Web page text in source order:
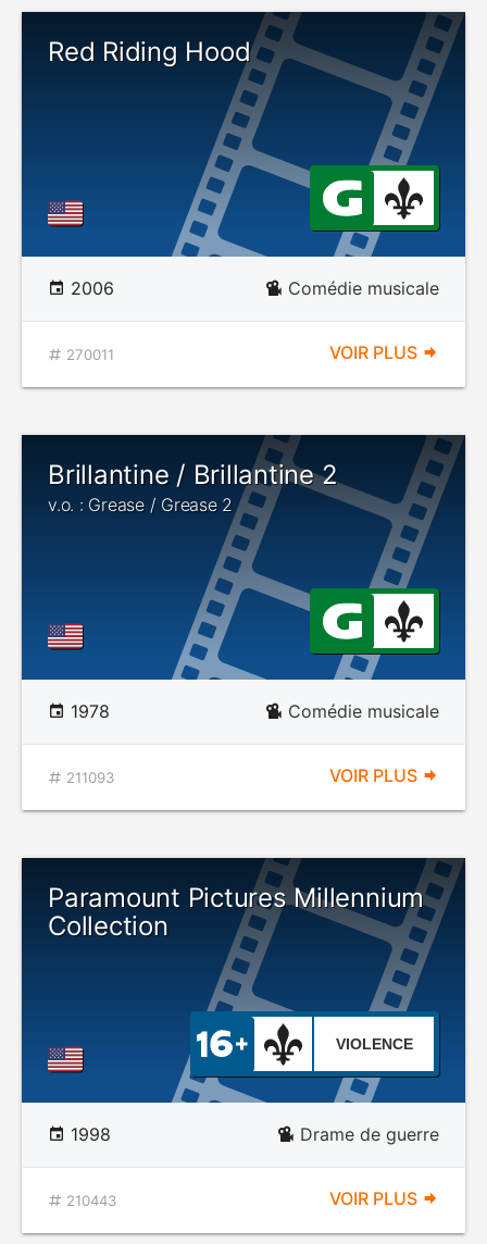
Red Riding Hood
2006 Comédie musicale
270011 VOIR PLUS
Brillantine / Brillantine 2
v.o. : Grease / Grease 2
1978 Comédie musicale
211093 VOIR PLUS
Paramount Pictures Millennium
Collection
VIOLENCE
1998 Drame de guerre
210443 VOIR PLUS